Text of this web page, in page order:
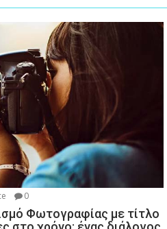
0
Φωτογραφίας με τίτλο